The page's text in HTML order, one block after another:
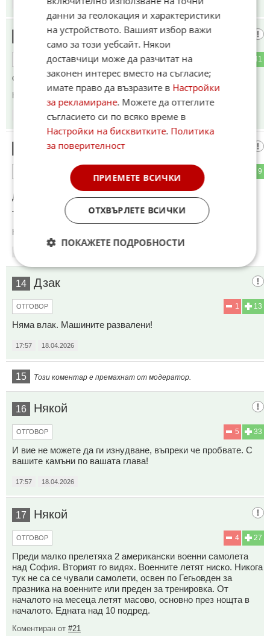
18.04.2026
Перчемът
41
ОТГОВОР
стана за смех на маймуните.
Коментиран от
18.04.2026
1102
9
До коментар #10от "Луд с картечница":
Ти да не си с електрическа картечница?
Коментиран от
14 Дзак
13
1
ОТГОВОР
Няма влак. Машините развалени!
17:57 18.04.2026
15 Този коментар е премахнат от модератор.
16 Някой
33
5
ОТГОВОР
И вие не можете да ги изнудване, въпреки че пробвате. С
вашите камъни по вашата глава!
17:57 18.04.2026
17 Някой
27
4
ОТГОВОР
Преди малко прелетяха 2 американски военни самолета
над София. Вторият го видях. Военните летят ниско. Никога
тук не са се чували самолети, освен по Гегьовден за
празника на военните или преден за тренировка. От
началото на месеца летят масово, основно през нощта в
началото. Едната над 10 подред.
Коментиран от #21
данни за геолокация и характеристики
на устройството. Вашият избор важи
само за този уебсайт. Някои
доставчици може да разчитат на
законен интерес вместо на съгласие;
имате право да възразите в Настройки
за рекламиране. Можете да оттеглите
съгласието си по всяко време в
Настройки на бисквитките. Политика
за поверителност
ПРИЕМЕТЕ ВСИЧКИ
ОТХВЪРЛЕТЕ ВСИЧКИ
ПОКАЖЕТЕ ПОДРОБНОСТИ